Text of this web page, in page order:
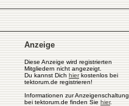
Anzeige
Diese Anzeige wird registrierten
Mitgliedern nicht angezeigt.
Du kannst Dich hierkostenlos bei
tektorum.de registrieren!
Informationen zur Anzeigenschaltung
bei tektorum.de finden Sie hier.